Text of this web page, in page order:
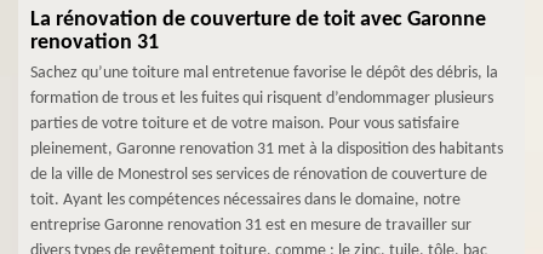
La rénovation de couverture de toit avec Garonne
renovation 31
Sachez qu’une toiture mal entretenue favorise le dépôt des débris, la
formation de trous et les fuites qui risquent d’endommager plusieurs
parties de votre toiture et de votre maison. Pour vous satisfaire
pleinement, Garonne renovation 31 met à la disposition des habitants
de la ville de Monestrol ses services de rénovation de couverture de
toit. Ayant les compétences nécessaires dans le domaine, notre
entreprise Garonne renovation 31 est en mesure de travailler sur